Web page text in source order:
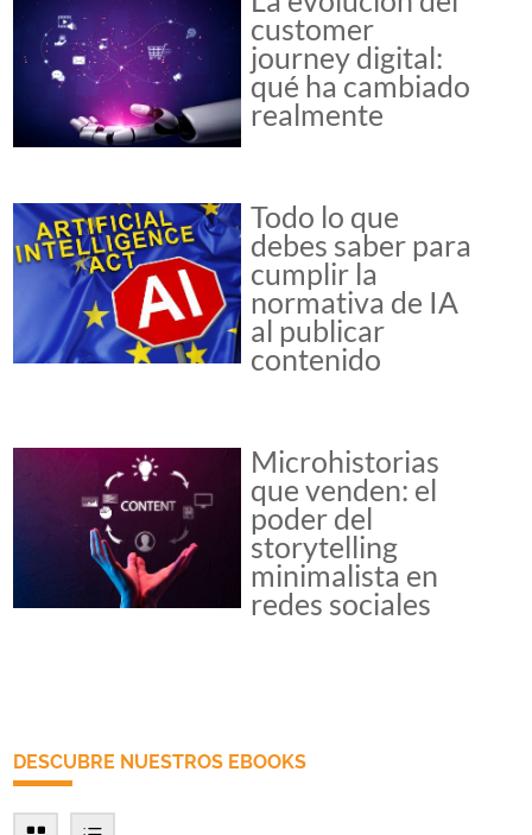
customer
journey digital:
qué ha cambiado
realmente
Todo lo que
debes saber para
cumplir la
normativa de IA
al publicar
contenido
Microhistorias
que venden: el
poder del
storytelling
minimalista en
redes sociales
DESCUBRE NUESTROS EBOOKS